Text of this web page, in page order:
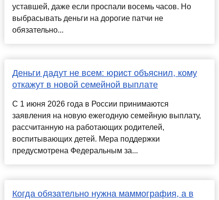
уставшей, даже если проспали восемь часов. Но
выбрасывать деньги на дорогие патчи не
обязательно...
Деньги дадут не всем: юрист объяснил, кому
откажут в новой семейной выплате
С 1 июня 2026 года в России принимаются
заявления на новую ежегодную семейную выплату,
рассчитанную на работающих родителей,
воспитывающих детей. Мера поддержки
предусмотрена Федеральным за...
Когда обязательно нужна маммография, а в